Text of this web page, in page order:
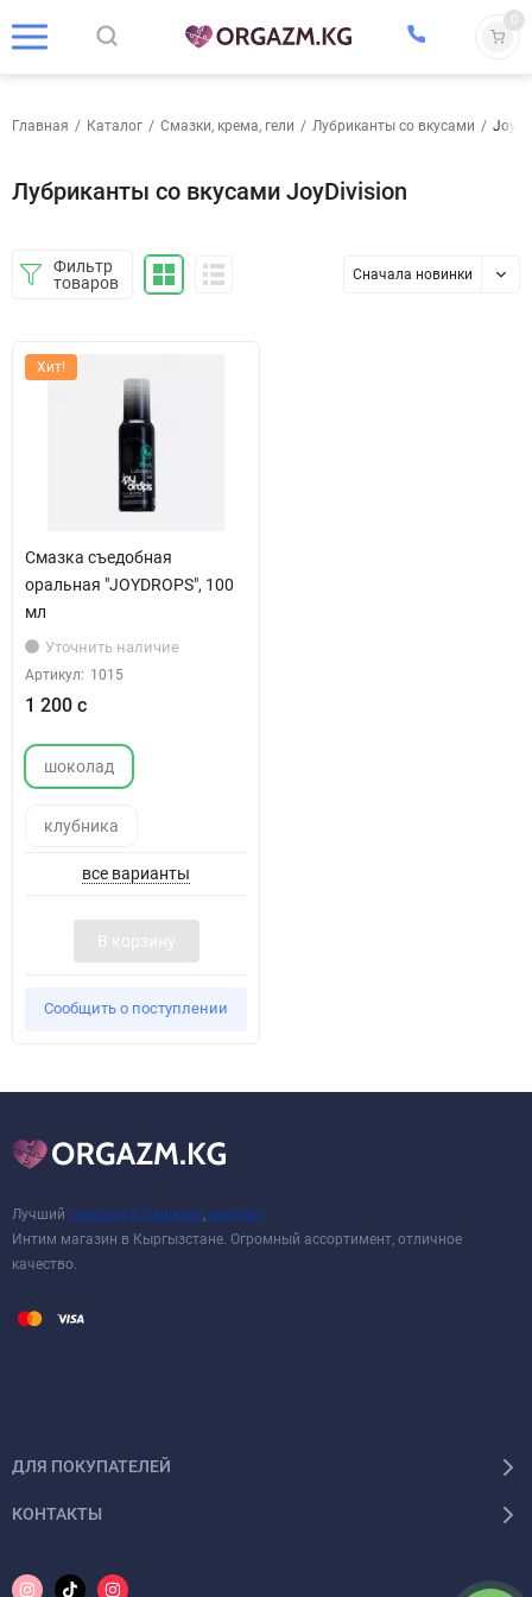
0
Главная / Каталог / Смазки, крема, гели / Лубриканты со вкусами /
Лубриканты со вкусами JoyDivision
Фильтр
товаров
Сначала новинки
Хит!
Смазка съедобная
оральная "JOYDROPS", 100
мл
Уточнить наличие
Артикул: 1015
1 200 с
шоколад
клубника
все варианты
В корзину
Сообщить о поступлении
Лучший сексшоп в Бишкеке sexshop
Интим магазин в Кыргызстане. Огромный ассортимент, отличное
качество.
ДЛЯ ПОКУПАТЕЛЕЙ
КОНТАКТЫ